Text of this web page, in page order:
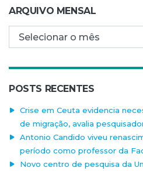
ARQUIVO MENSAL
Arquivo mensal
POSTS RECENTES
Crise em Ceuta evidencia
de migração, avalia
Antonio Candido viveu
período como professor da
Novo centro de pesquisa da